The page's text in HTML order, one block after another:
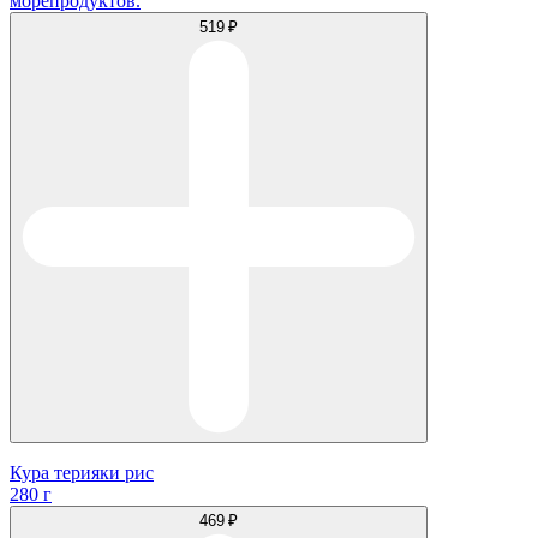
519 ₽
Кура терияки рис
280 г
469 ₽